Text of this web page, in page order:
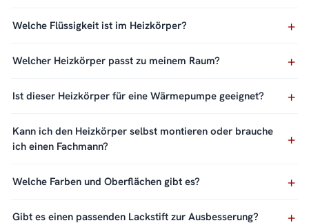
Welche Flüssigkeit ist im Heizkörper?
Welcher Heizkörper passt zu meinem Raum?
Ist dieser Heizkörper für eine Wärmepumpe geeignet?
Kann ich den Heizkörper selbst montieren oder brauche
ich einen Fachmann?
Welche Farben und Oberflächen gibt es?
Gibt es einen passenden Lackstift zur Ausbesserung?